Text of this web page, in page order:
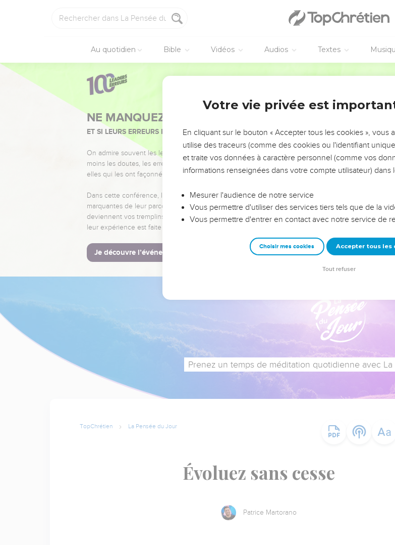
Au quotidien Bible Vidéos Audios Textes
NE MANQUEZ PAS L’ÉVÉNEMENT DE L’ANNÉE !
ET SI LEURS ERREURS POUVAIENT VOUS ÉVITER LES VOTRES ?
On admire souvent les leaders pour leurs réussites, leur impact, leur foi ou leur vision. Mais on voit
moins les doutes, les erreurs et les saisons difficiles qu'ils ont traversés, alors même que ce sont
elles qui les ont façonnés.
Dans cette conférence, leaders, entrepreneurs, et responsables reviennent sur les erreurs
marquantes de leur parcours et les clés pour avancer avec plus de sagesse afin que leurs erreurs
deviennent vos tremplins. Que vous guidiez un ministère, une équipe, un groupe ou une famille,
leur expérience est faite pour vous.
Je découvre l’événement
Prenez un temps de méditation quotidienne avec La
TopChrétien La Pensée du Jour
Évoluez sans cesse
Patrice Martorano
Votre vie privée est
En cliquant sur le bouton « Accepter tous les cookies », vous
utilise des traceurs (comme des cookies ou l'identifiant
et traite vos données à caractère personnel (comme vos
informations renseignées dans votre compte utilisateur) dans
Mesurer l'audience de notre service
Vous permettre d'utiliser des services tiers tels que de la
Vous permettre d'entrer en contact avec notre service de
Choisir mes cookies Accepter tous les
Tout refuser